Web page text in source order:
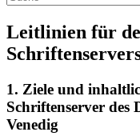
Leitlinien für
1. Ziele und
Schriftenserver des
Venedig